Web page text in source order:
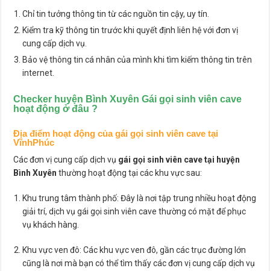
Chỉ tin tưởng thông tin từ các nguồn tin cậy, uy tín.
Kiểm tra kỹ thông tin trước khi quyết định liên hệ với đơn vị
cung cấp dịch vụ.
Bảo vệ thông tin cá nhân của mình khi tìm kiếm thông tin trên
internet.
Checker huyện Bình Xuyên Gái gọi sinh viên cave
hoạt động ở đâu ?
Địa điểm hoạt động của gái gọi sinh viên cave tại
VĩnhPhúc
Các đơn vị cung cấp dịch vụ gái gọi sinh viên cave tại huyện
Bình Xuyên thường hoạt động tại các khu vực sau:
Khu trung tâm thành phố: Đây là nơi tập trung nhiều hoạt động
giải trí, dịch vụ gái gọi sinh viên cave thường có mặt để phục
vụ khách hàng.
Khu vực ven đô: Các khu vực ven đô, gần các trục đường lớn
cũng là nơi mà bạn có thể tìm thấy các đơn vị cung cấp dịch vụ